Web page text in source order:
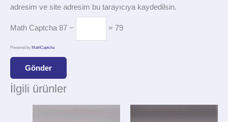
adresim ve site adresim bu tarayıcıya kaydedilsin.
Math Captcha 87 − = 79
Powered by MathCaptcha
İlgili ürünler